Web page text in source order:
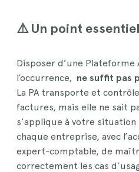
⚠️ Un point
Disposer d’une Plateforme
l’occurrence, ne suffit pas
La PA transporte et
factures, mais elle ne sait
s’applique à votre
chaque entreprise, avec
expert-comptable, de
correctement les cas